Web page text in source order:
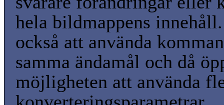
hela bildmappens
också att använda
samma ändamål och då
möjligheten att använda